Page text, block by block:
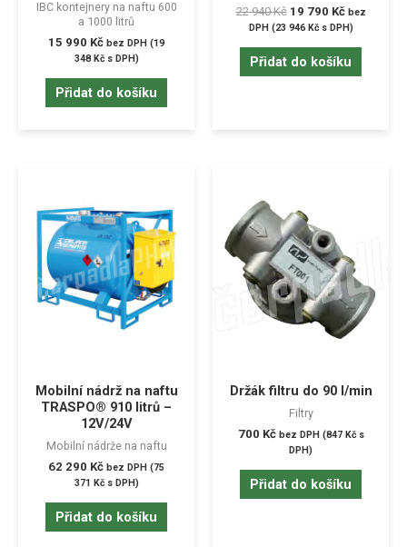
IBC kontejnery na naftu 600
a 1000 litrů
15 990 Kč bez DPH (19
348 Kčs DPH)
Přidat do košíku
22 940Kč 19 790 Kč bez
DPH (23 946 Kčs DPH)
Přidat do košíku
Mobilní nádrž na naftu
TRASPO® 910 litrů –
12V/24V
Mobilní nádrže na naftu
62 290 Kč bez DPH (75
371 Kčs DPH)
Přidat do košíku
Držák filtru do 90 l/min
Filtry
700 Kč bez DPH (847 Kčs
DPH)
Přidat do košíku